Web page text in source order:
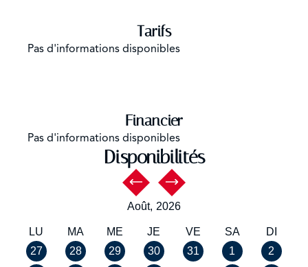
Tarifs
Pas d'informations disponibles
Financier
Pas d'informations disponibles
Disponibilités
Août, 2026
LU MA ME JE VE SA
DI
27
28 29 30 31 1
2